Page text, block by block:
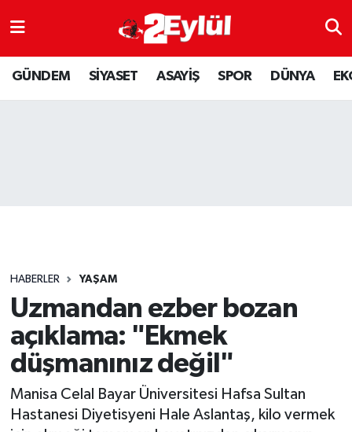
GÜNDEM SİYASET ASAYİŞ SPOR DÜNYA
HABERLER YAŞAM
Uzmandan ezber bozan
açıklama: "Ekmek
düşmanınız değil"
Manisa Celal Bayar Üniversitesi Hafsa Sultan
Hastanesi Diyetisyeni Hale Aslantaş, kilo vermek
ASAYİŞ
DÜNYA
SPOR
YAŞAM
Nöbetçi Eczaneler
Hava Durumu
Son Dakika Haberleri
Haber Arşivi